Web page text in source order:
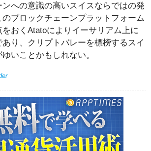
への意識の高いスイスならではの発
ブロックチェーンプラットフォーム
おくAtatoによりイーサリアム上に
り、クリプトバレーを標榜するスイ
いことかもしれない。